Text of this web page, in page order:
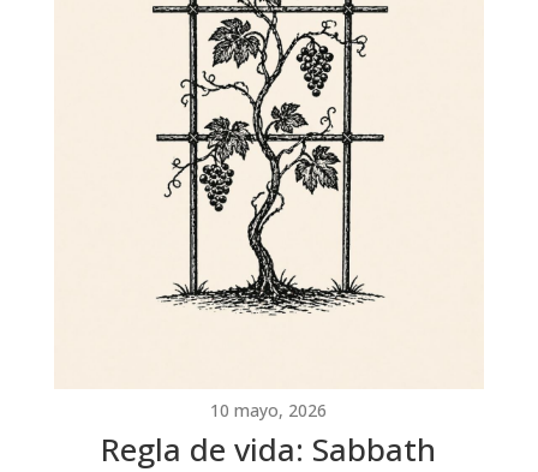
10 mayo, 2026
Regla de vida: Sabbath